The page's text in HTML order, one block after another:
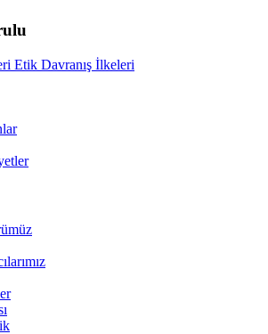
Etik Davranış İlkeleri